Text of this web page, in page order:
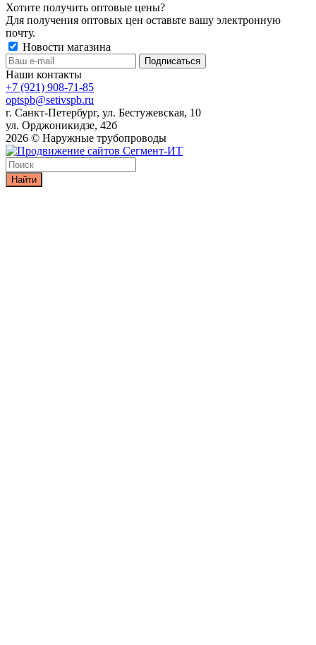
Хотите получить оптовые цены?
Для получения оптовых цен оставьте вашу электронную
почту.
Новости магазина
Наши контакты
+7 (921) 908-71-85
optspb@setivspb.ru
г. Санкт-Петербург, ул. Бестужевская, 10
ул. Орджоникидзе, 42б
2026 © Наружные трубопроводы
Найти